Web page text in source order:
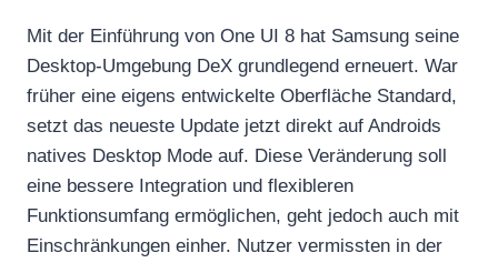
Mit der Einführung von One UI 8 hat Samsung seine
Desktop-Umgebung DeX grundlegend erneuert. War
früher eine eigens entwickelte Oberfläche Standard,
setzt das neueste Update jetzt direkt auf Androids
natives Desktop Mode auf. Diese Veränderung soll
eine bessere Integration und flexibleren
Funktionsumfang ermöglichen, geht jedoch auch mit
Einschränkungen einher. Nutzer vermissten in der